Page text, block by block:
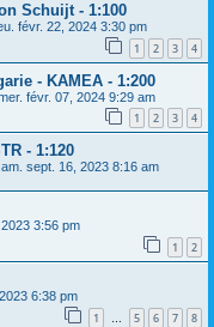
Schuijt - 1:100
févr. 22, 2024 3:30 pm
1 2 3 4
- KAMEA - 1:200
févr. 07, 2024 9:29 am
1 2 3 4
- 1:120
sept. 16, 2023 8:16 am
3:56 pm
1 2
6:38 pm
1 … 5 6 7 8